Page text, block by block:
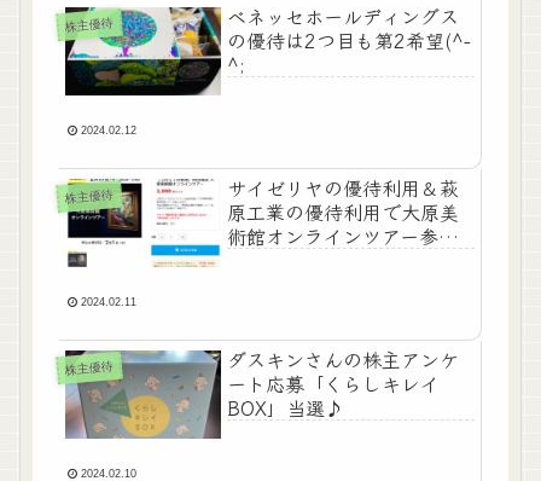
株主優待
ベネッセホールディングス
の優待は2つ目も第2希望(^-
^;
2024.02.12
株主優待
サイゼリヤの優待利用＆萩
原工業の優待利用で大原美
術館オンラインツアー参加
2024.02.11
株主優待
ダスキンさんの株主アンケ
ート応募「くらしキレイ
BOX」当選♪
2024.02.10